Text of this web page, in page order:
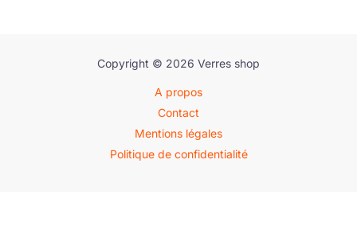
Copyright © 2026 Verres shop
A propos
Contact
Mentions légales
Politique de confidentialité